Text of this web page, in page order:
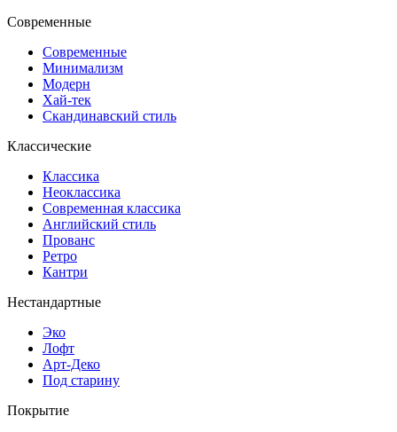
Современные
Современные
Минимализм
Модерн
Хай-тек
Скандинавский стиль
Классические
Классика
Неоклассика
Современная классика
Английский стиль
Прованс
Ретро
Кантри
Нестандартные
Эко
Лофт
Арт-Деко
Под старину
Покрытие